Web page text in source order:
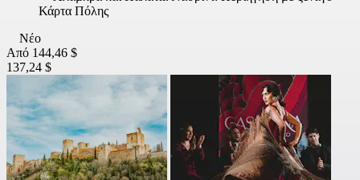
Κάρτα Πόλης
Νέο
Από 144,46 $
137,24 $